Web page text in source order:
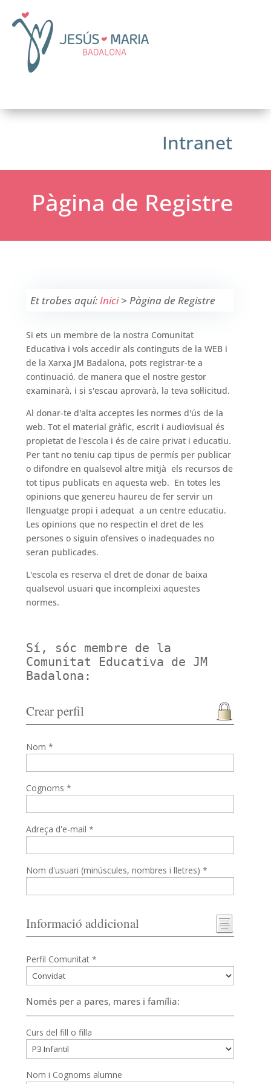
Intranet
Pàgina de Registre
Et trobes aquí:Inici> Pàgina de Registre
Si ets un membre de la nostra Comunitat
Educativa i vols accedir als continguts de la WEB i
de la Xarxa JM Badalona, pots registrar-te a
continuació, de manera que el nostre gestor
examinarà, i si s'escau aprovarà, la teva sol·licitud.
Al donar-te d'alta acceptes les normes d'ús de la
web. Tot el material gràfic, escrit i audiovisual és
propietat de l'escola i és de caire privat i educatiu.
Per tant no teniu cap tipus de permís per publicar
o difondre en qualsevol altre mitjà els recursos de
tot tipus publicats en aquesta web. En totes les
opinions que genereu haureu de fer servir un
llenguatge propi i adequat a un centre educatiu.
Les opinions que no respectin el dret de les
persones o siguin ofensives o inadequades no
seran publicades.
L'escola es reserva el dret de donar de baixa
qualsevol usuari que incompleixi aquestes
normes.
Sí, sóc membre de la
Comunitat Educativa de JM
Badalona:
Crear perfil
Nom *
Cognoms *
Adreça d'e-mail *
Nom d'usuari (minúscules, nombres i lletres) *
Informació addicional
Perfil Comunitat *
Només per a pares, mares i família:
Curs del fill o filla
Nom i Cognoms alumne